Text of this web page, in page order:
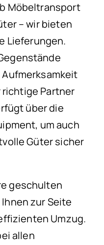
Möbeltransport
– wir bieten
Lieferungen.
Partner
über die
um auch
Güter sicher
geschulten
zur Seite
Umzug.
allen